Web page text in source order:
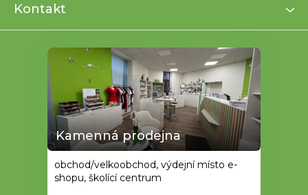
Kontakt
Kamenná prodejna
obchod/velkoobchod, výdejní místo e-
shopu, školící centrum